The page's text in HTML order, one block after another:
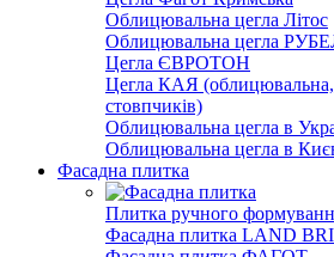
Облицювальна цегла Літос
Облицювальна цегла
Цегла ЄВРОТОН
Цегла КАЯ (облицювальна,
стовпчиків)
Облицювальна цегла в
Облицювальна цегла в
Фасадна плитка
Плитка ручного
Фасадна плитка LAND